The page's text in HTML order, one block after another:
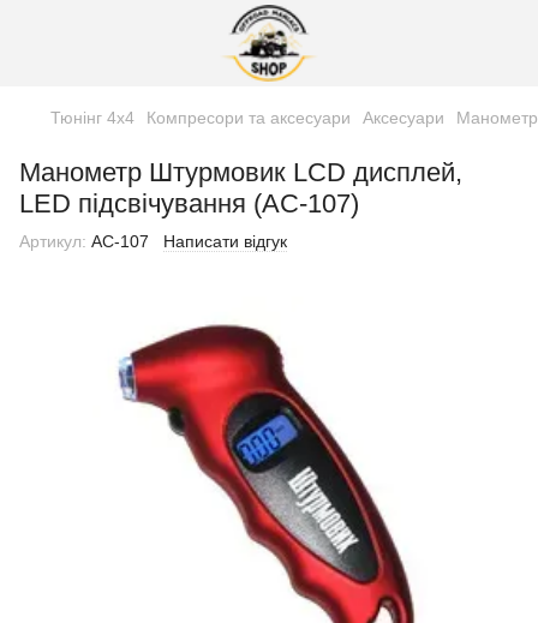
Тюнінг 4х4 Компресори та аксесуари Аксесуари Манометр
Манометр Штурмовик LCD дисплей,
LED підсвічування (АС-107)
Артикул: АС-107 Написати відгук